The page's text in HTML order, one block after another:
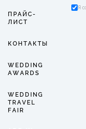
ПРАЙС-
ЛИСТ
КОНТАКТЫ
WEDDING
AWARDS
WEDDING
TRAVEL
FAIR
Я